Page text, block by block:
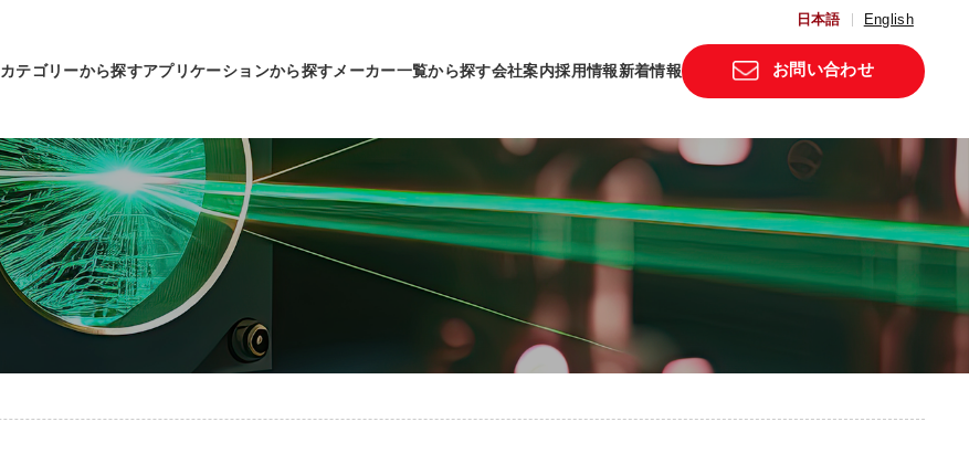
カテゴリーから探すアプリケーションから探すメーカー一覧から探す会社案内採用情報新着情報 お問い合わせ
日本語 English